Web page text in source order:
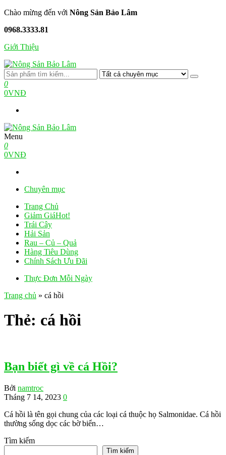
Skip
the
Chào mừng đến với Nông Sản Bảo Lâm
0968.3333.81
Giới Thiệu
Nông Sản Bảo Lâm
Nông Trại Xanh Tiêu Chuẩn
0
0VNĐ
Nông Sản Bảo Lâm
Nông Trại Xanh Tiêu Chuẩn
Menu
0
0VNĐ
Chuyên mục
Trang Chủ
Giảm GiáHot!
Trái Cây
Hải Sản
Rau – Củ – Quả
Hàng Tiêu Dùng
Chính Sách Ưu Đãi
Thực Đơn Mỗi Ngày
Trang chủ » cá hồi
Thẻ: cá hồi
Bạn biết gì về cá Hồi?
Bởi namtroc
Tháng 7 14, 2023 0
Cá hồi là tên gọi chung của các loại cá thuộc họ Salmonidae. Cá hồi
thường sống dọc các bờ biển…
Tìm kiếm
Tìm kiếm